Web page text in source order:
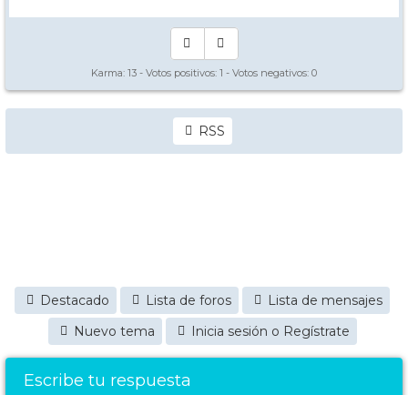
Karma: 13 - Votos positivos: 1 - Votos negativos: 0
RSS
Destacado Lista de foros
Lista de mensajes
Nuevo tema
Inicia sesión o Regístrate
Escribe tu respuesta